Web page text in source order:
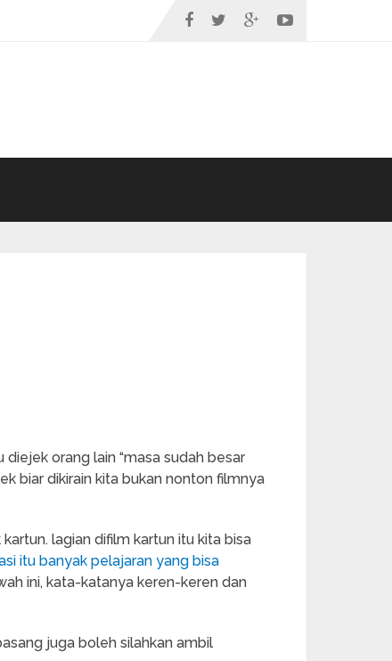
orang lain “masa sudah besar
biar dikirain kita bukan nonton filmnya
lagian difilm kartun itu kita bisa
itu banyak pelajaran yang bisa
ini, kata-katanya keren-keren dan
juga boleh silahkan ambil